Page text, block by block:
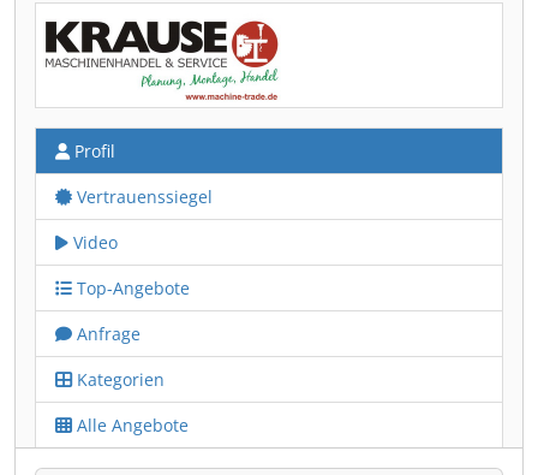
Profil
Vertrauenssiegel
Video
Top-Angebote
Anfrage
Kategorien
Alle Angebote